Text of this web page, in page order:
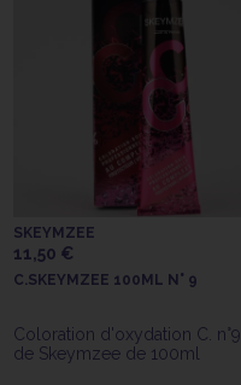
SKEYMZEE
11,50 €
C.SKEYMZEE 100ML N° 9
Coloration d'oxydation C. n°9
de Skeymzee de 100ml